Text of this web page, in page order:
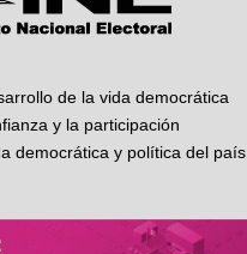
de la vida democrática
y la participación
democrática y política del país.